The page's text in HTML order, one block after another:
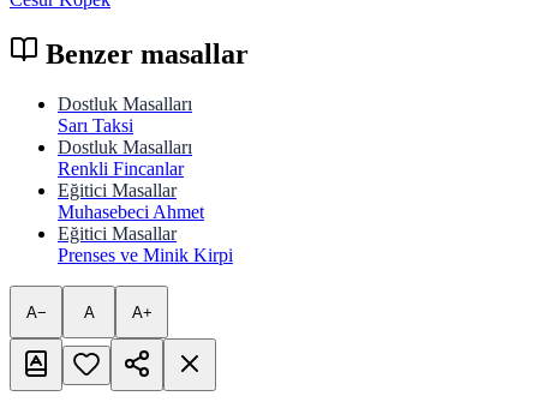
Benzer masallar
Dostluk Masalları
Sarı Taksi
Dostluk Masalları
Renkli Fincanlar
Eğitici Masallar
Muhasebeci Ahmet
Eğitici Masallar
Prenses ve Minik Kirpi
A− A A+